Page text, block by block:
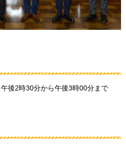
後2時30分から午後3時00分まで